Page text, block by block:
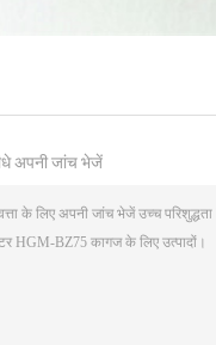
अपनी जांच भेजें